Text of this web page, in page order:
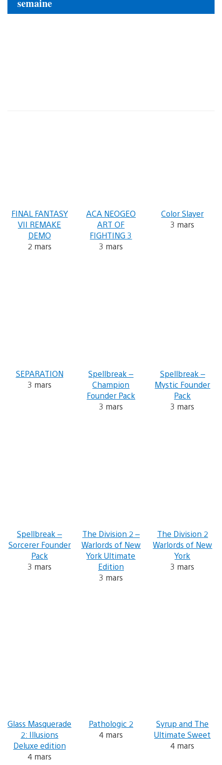
semaine
FINAL FANTASY
VII REMAKE
DEMO
2 mars
ACA NEOGEO
ART OF
FIGHTING 3
3 mars
Color Slayer
3 mars
SEPARATION
3 mars
Spellbreak –
Champion
Founder Pack
3 mars
Spellbreak –
Mystic Founder
Pack
3 mars
Spellbreak –
Sorcerer Founder
Pack
3 mars
The Division 2 –
Warlords of New
York Ultimate
Edition
3 mars
The Division 2
Warlords of New
York
3 mars
Glass Masquerade
2: Illusions
Deluxe edition
4 mars
Pathologic 2
4 mars
Syrup and The
Ultimate Sweet
4 mars